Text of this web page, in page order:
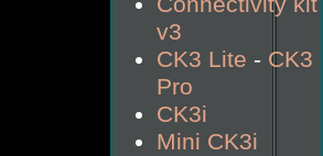
v3
CK3 Lite - CK3
Pro
CK3i
Mini CK3i